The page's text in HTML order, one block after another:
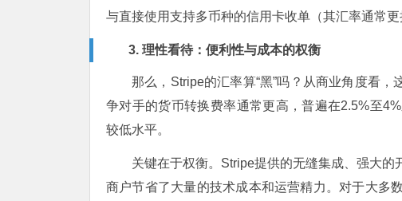
与直接使用支持多币种的信用卡收单（其汇率通常
3. 理性看待：便利性与成本的权衡
那么，Stripe的汇率算“黑”吗？从商业角度看
争对手的货币转换费率通常更高，普遍在2.5%至
较低水平。
关键在于权衡。Stripe提供的无缝集成、强大
商户节省了大量的技术成本和运营精力。对于大多